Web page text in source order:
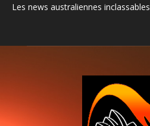
Les news australiennes inclassables